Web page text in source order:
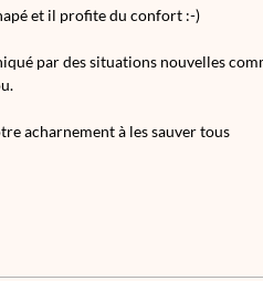
et il profite du confort :-)
par des situations nouvelles
acharnement à les sauver tous